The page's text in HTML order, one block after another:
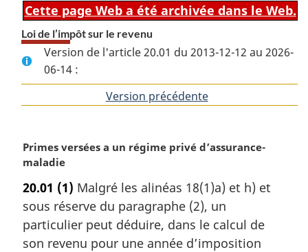
Cette page Web a été archivée dans le Web.
Loi de l’impôt sur le revenu
Version de l'article 20.01 du 2013-12-12 au 2026-
06-14 :
Version précédentede
N
o
e
m
a
r
Primes versées a un régime privé d’assurance-
maladie
20.01 (1) Malgré les alinéas 18(1)a) et h) et
sous réserve du paragraphe (2), un
particulier peut déduire, dans le calcul de
son revenu pour une année d’imposition